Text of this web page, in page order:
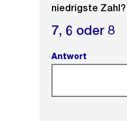
niedrigste Zahl?
7, 6 oder 8
Antwort